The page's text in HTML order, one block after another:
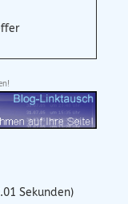
Sekunden)